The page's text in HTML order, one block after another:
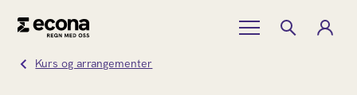
Kurs og arrangementer